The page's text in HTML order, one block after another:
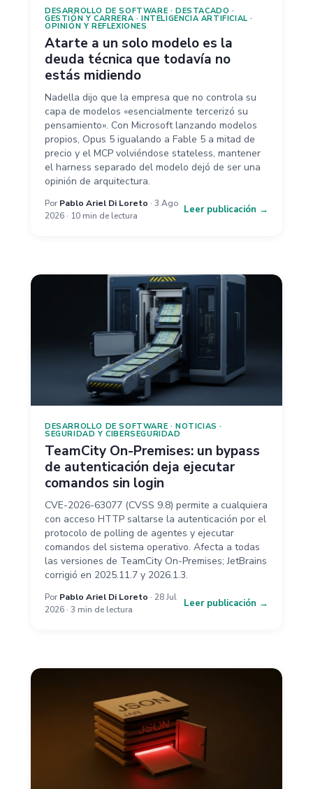
DESARROLLO DE SOFTWARE ·DESTACADO ·
GESTIÓN Y CARRERA ·INTELIGENCIA ARTIFICIAL ·
OPINIÓN Y REFLEXIONES
Atarte a un solo modelo es la
deuda técnica que todavía no
estás midiendo
Nadella dijo que la empresa que no controla su
capa de modelos «esencialmente tercerizó su
pensamiento». Con Microsoft lanzando modelos
propios, Opus 5 igualando a Fable 5 a mitad de
precio y el MCP volviéndose stateless, mantener
el harness separado del modelo dejó de ser una
opinión de arquitectura.
Por Pablo Ariel Di Loreto · 3 Ago
2026 · 10 min de lectura
Leer publicación →
DESARROLLO DE SOFTWARE ·NOTICIAS ·
SEGURIDAD Y CIBERSEGURIDAD
TeamCity On-Premises: un bypass
de autenticación deja ejecutar
comandos sin login
CVE-2026-63077 (CVSS 9.8) permite a cualquiera
con acceso HTTP saltarse la autenticación por el
protocolo de polling de agentes y ejecutar
comandos del sistema operativo. Afecta a todas
las versiones de TeamCity On-Premises; JetBrains
corrigió en 2025.11.7 y 2026.1.3.
Por Pablo Ariel Di Loreto · 28 Jul
2026 · 3 min de lectura
Leer publicación →